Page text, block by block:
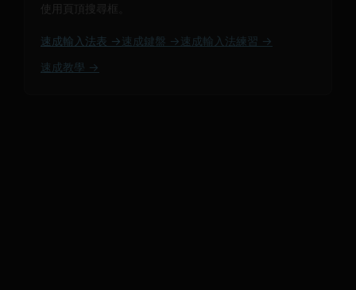
使用頁頂搜尋框。
速成輸入法表 → 速成鍵盤 → 速成輸入法練習 →
速成教學 →